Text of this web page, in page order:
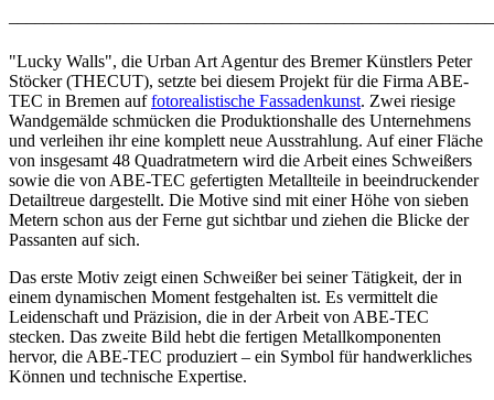
"Lucky Walls", die Urban Art Agentur des Bremer Künstlers Peter
Stöcker (THECUT), setzte bei diesem Projekt für die Firma ABE-
TEC in Bremen auffotorealistische Fassadenkunst. Zwei riesige
Wandgemälde schmücken die Produktionshalle des Unternehmens
und verleihen ihr eine komplett neue Ausstrahlung. Auf einer Fläche
von insgesamt 48 Quadratmetern wird die Arbeit eines Schweißers
sowie die von ABE-TEC gefertigten Metallteile in beeindruckender
Detailtreue dargestellt. Die Motive sind mit einer Höhe von sieben
Metern schon aus der Ferne gut sichtbar und ziehen die Blicke der
Passanten auf sich.
Das erste Motiv zeigt einen Schweißer bei seiner Tätigkeit, der in
einem dynamischen Moment festgehalten ist. Es vermittelt die
Leidenschaft und Präzision, die in der Arbeit von ABE-TEC
stecken. Das zweite Bild hebt die fertigen Metallkomponenten
hervor, die ABE-TEC produziert – ein Symbol für handwerkliches
Können und technische Expertise.